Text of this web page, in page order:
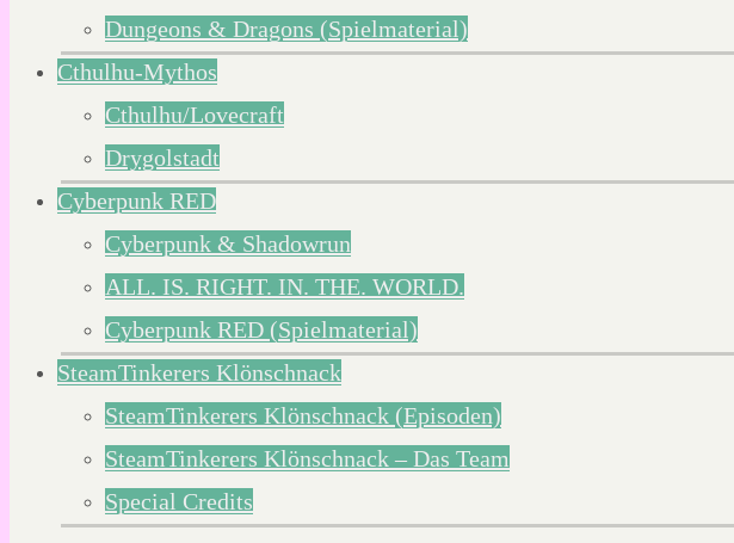
Dungeons & Dragons (Spielmaterial)
Cthulhu-Mythos
Cthulhu/Lovecraft
Drygolstadt
Cyberpunk RED
Cyberpunk & Shadowrun
ALL. IS. RIGHT. IN. THE. WORLD.
Cyberpunk RED (Spielmaterial)
SteamTinkerers Klönschnack
SteamTinkerers Klönschnack (Episoden)
SteamTinkerers Klönschnack – Das Team
Special Credits